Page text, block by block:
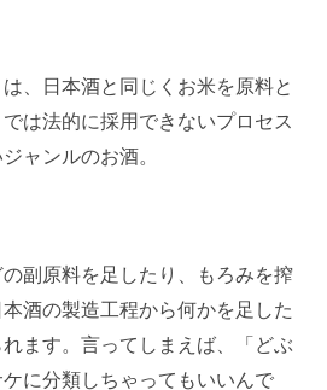
、日本酒と同じくお米を原料と
は法的に採用できないプロセス
ャンルのお酒。
副原料を足したり、もろみを搾
酒の製造工程から何かを足した
ます。言ってしまえば、「どぶ
に分類しちゃってもいいんで